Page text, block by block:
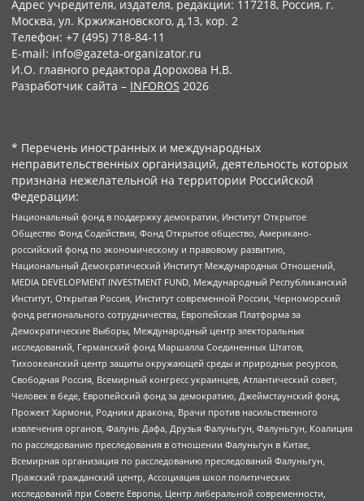
Адрес учредителя, издателя, редакции: 117218, Россия, г.
Москва, ул. Кржижановского, д.13, кор. 2
Телефон: +7 (495) 718-84-11
E-mail: info@gazeta-organizator.ru
И.О. главного редактора Дорохова Н.В.
Разработчик сайта – INFOROS 2026
* Перечень иностранных и международных
неправительственных организаций, деятельность которых
признана нежелательной на территории Российской
Федерации:
Национальный фонд в поддержку демократии, Институт Открытое
Общество Фонд Содействия, Фонд Открытое общество, Американо-
российский фонд по экономическому и правовому развитию,
Национальный Демократический Институт Международных Отношений,
MEDIA DEVELOPMENT INVESTMENT FUND, Международный Республиканский
Институт, Открытая Россия, Институт современной России, Черноморский
фонд регионального сотрудничества, Европейская Платформа за
Демократические Выборы, Международный центр электоральных
исследований, Германский фонд Маршалла Соединенных Штатов,
Тихоокеанский центр защиты окружающей среды и природных ресурсов,
Свободная Россия, Всемирный конгресс украинцев, Атлантический совет,
Человек в беде, Европейский фонд за демократию, Джеймстаунский фонд,
Прожект Хармони, Родники дракона, Врачи против насильственного
извлечения органов, Фалунь Дафа, Друзья Фалуньгун, Фалуньгун, Коалиция
по расследованию преследования в отношении Фалуньгун в Китае,
Всемирная организация по расследованию преследований Фалуньгун,
Пражский гражданский центр, Ассоциация школ политических
исследований при Совете Европы, Центр либеральной современности,